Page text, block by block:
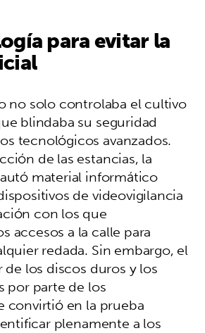
para evitar la
no solo controlaba el cultivo
blindaba su seguridad
tecnológicos avanzados.
de las estancias, la
material informático
de videovigilancia
con los que
accesos a la calle para
redada. Sin embargo, el
los discos duros y los
por parte de los
convirtió en la prueba
plenamente a los